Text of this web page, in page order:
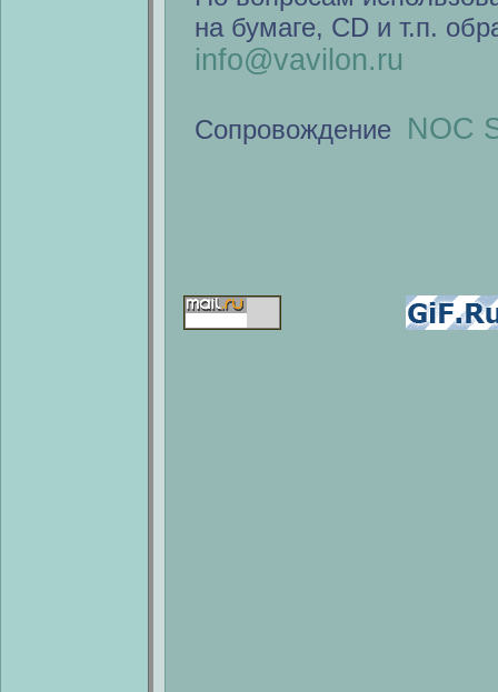
на бумаге, CD и т.п.
info@vavilon.ru
Сопровождение NOC